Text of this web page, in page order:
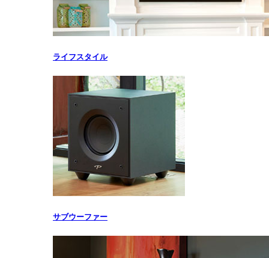
ライフスタイル
サブウーファー